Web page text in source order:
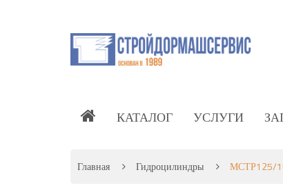
КАТАЛОГ УСЛУГИ
Главная Гидроцилиндры МСТР125/